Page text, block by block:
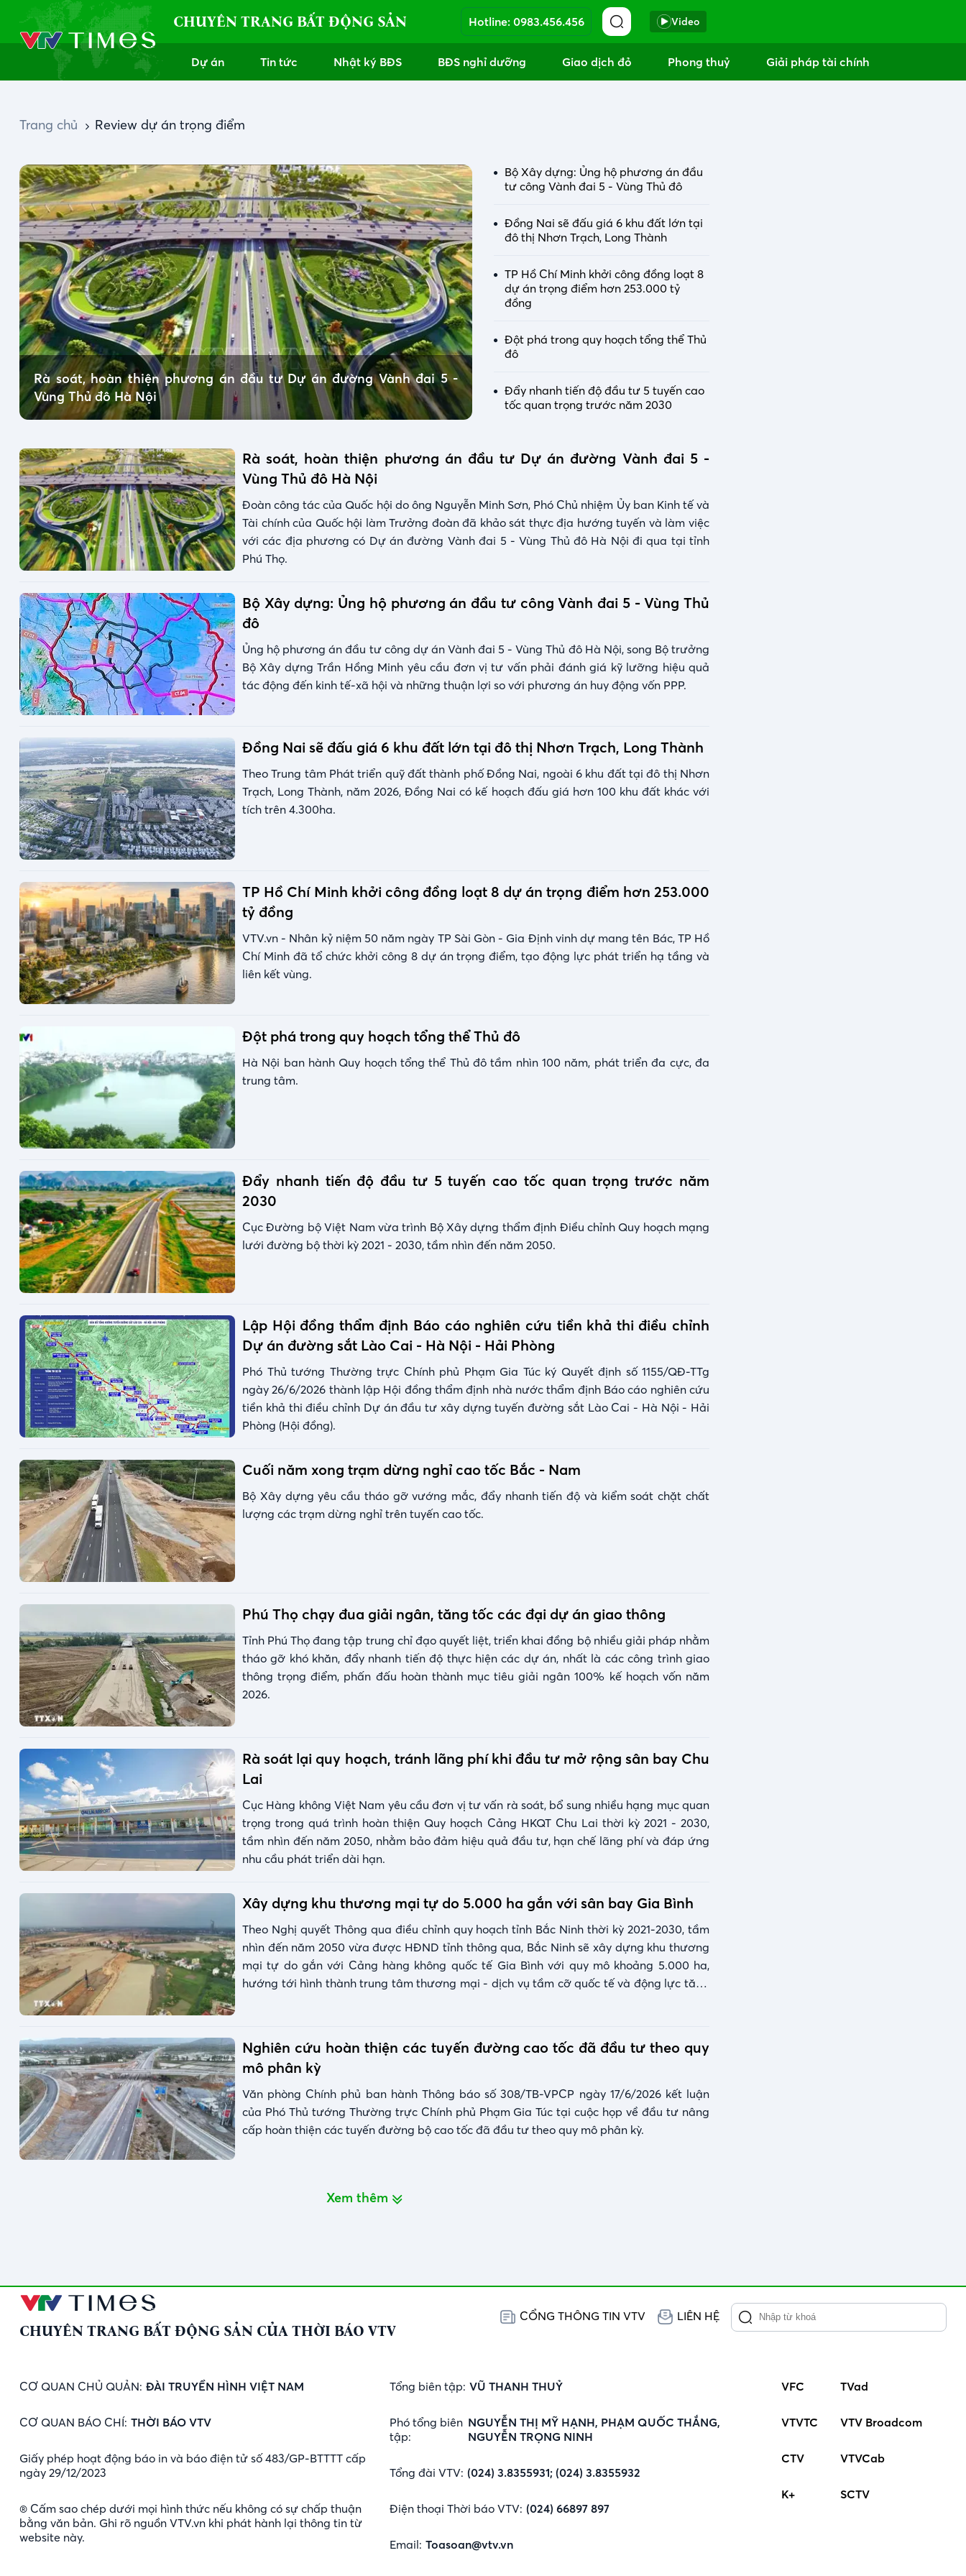
CHUYÊN TRANG BẤT ĐỘNG SẢN Hotline: 0983.456.456 Video
Dự án Tin tức Nhật ký BĐS BĐS nghỉ dưỡng Giao dịch đỏ Phong thuỷ Giải pháp tài chính
Trang chủ Review dự án trọng điểm
Rà soát, hoàn thiện phương án đầu tư Dự án đường Vành đai 5 -
Vùng Thủ đô Hà Nội
Bộ Xây dựng: Ủng hộ phương án đầu
tư công Vành đai 5 - Vùng Thủ đô
Đồng Nai sẽ đấu giá 6 khu đất lớn tại
đô thị Nhơn Trạch, Long Thành
TP Hồ Chí Minh khởi công đồng loạt 8
dự án trọng điểm hơn 253.000 tỷ
đồng
Đột phá trong quy hoạch tổng thể Thủ
đô
Đẩy nhanh tiến độ đầu tư 5 tuyến cao
tốc quan trọng trước năm 2030
Rà soát, hoàn thiện phương án đầu tư Dự án đường Vành đai 5 -
Vùng Thủ đô Hà Nội
Đoàn công tác của Quốc hội do ông Nguyễn Minh Sơn, Phó Chủ nhiệm Ủy ban Kinh tế và
Tài chính của Quốc hội làm Trưởng đoàn đã khảo sát thực địa hướng tuyến và làm việc
với các địa phương có Dự án đường Vành đai 5 - Vùng Thủ đô Hà Nội đi qua tại tỉnh
Phú Thọ.
Bộ Xây dựng: Ủng hộ phương án đầu tư công Vành đai 5 - Vùng Thủ
đô
Ủng hộ phương án đầu tư công dự án Vành đai 5 - Vùng Thủ đô Hà Nội, song Bộ trưởng
Bộ Xây dựng Trần Hồng Minh yêu cầu đơn vị tư vấn phải đánh giá kỹ lưỡng hiệu quả
tác động đến kinh tế-xã hội và những thuận lợi so với phương án huy động vốn PPP.
Đồng Nai sẽ đấu giá 6 khu đất lớn tại đô thị Nhơn Trạch, Long Thành
Theo Trung tâm Phát triển quỹ đất thành phố Đồng Nai, ngoài 6 khu đất tại đô thị Nhơn
Trạch, Long Thành, năm 2026, Đồng Nai có kế hoạch đấu giá hơn 100 khu đất khác với
tích trên 4.300ha.
TP Hồ Chí Minh khởi công đồng loạt 8 dự án trọng điểm hơn 253.000
tỷ đồng
VTV.vn - Nhân kỷ niệm 50 năm ngày TP Sài Gòn - Gia Định vinh dự mang tên Bác, TP Hồ
Chí Minh đã tổ chức khởi công 8 dự án trọng điểm, tạo động lực phát triển hạ tầng và
liên kết vùng.
Đột phá trong quy hoạch tổng thể Thủ đô
Hà Nội ban hành Quy hoạch tổng thể Thủ đô tầm nhìn 100 năm, phát triển đa cực, đa
trung tâm.
Đẩy nhanh tiến độ đầu tư 5 tuyến cao tốc quan trọng trước năm
2030
Cục Đường bộ Việt Nam vừa trình Bộ Xây dựng thẩm định Điều chỉnh Quy hoạch mạng
lưới đường bộ thời kỳ 2021 - 2030, tầm nhìn đến năm 2050.
Lập Hội đồng thẩm định Báo cáo nghiên cứu tiền khả thi điều chỉnh
Dự án đường sắt Lào Cai - Hà Nội - Hải Phòng
Phó Thủ tướng Thường trực Chính phủ Phạm Gia Túc ký Quyết định số 1155/QĐ-TTg
ngày 26/6/2026 thành lập Hội đồng thẩm định nhà nước thẩm định Báo cáo nghiên cứu
tiền khả thi điều chỉnh Dự án đầu tư xây dựng tuyến đường sắt Lào Cai - Hà Nội - Hải
Phòng (Hội đồng).
Cuối năm xong trạm dừng nghỉ cao tốc Bắc - Nam
Bộ Xây dựng yêu cầu tháo gỡ vướng mắc, đẩy nhanh tiến độ và kiểm soát chặt chất
lượng các trạm dừng nghỉ trên tuyến cao tốc.
Phú Thọ chạy đua giải ngân, tăng tốc các đại dự án giao thông
Tỉnh Phú Thọ đang tập trung chỉ đạo quyết liệt, triển khai đồng bộ nhiều giải pháp nhằm
tháo gỡ khó khăn, đẩy nhanh tiến độ thực hiện các dự án, nhất là các công trình giao
thông trọng điểm, phấn đấu hoàn thành mục tiêu giải ngân 100% kế hoạch vốn năm
2026.
Rà soát lại quy hoạch, tránh lãng phí khi đầu tư mở rộng sân bay Chu
Lai
Cục Hàng không Việt Nam yêu cầu đơn vị tư vấn rà soát, bổ sung nhiều hạng mục quan
trọng trong quá trình hoàn thiện Quy hoạch Cảng HKQT Chu Lai thời kỳ 2021 - 2030,
tầm nhìn đến năm 2050, nhằm bảo đảm hiệu quả đầu tư, hạn chế lãng phí và đáp ứng
nhu cầu phát triển dài hạn.
Xây dựng khu thương mại tự do 5.000 ha gắn với sân bay Gia Bình
Theo Nghị quyết Thông qua điều chỉnh quy hoạch tỉnh Bắc Ninh thời kỳ 2021-2030, tầm
nhìn đến năm 2050 vừa được HĐND tỉnh thông qua, Bắc Ninh sẽ xây dựng khu thương
mại tự do gắn với Cảng hàng không quốc tế Gia Bình với quy mô khoảng 5.000 ha,
hướng tới hình thành trung tâm thương mại - dịch vụ tầm cỡ quốc tế và động lực tăng
Nghiên cứu hoàn thiện các tuyến đường cao tốc đã đầu tư theo quy
mô phân kỳ
Văn phòng Chính phủ ban hành Thông báo số 308/TB-VPCP ngày 17/6/2026 kết luận
của Phó Thủ tướng Thường trực Chính phủ Phạm Gia Túc tại cuộc họp về đầu tư nâng
cấp hoàn thiện các tuyến đường bộ cao tốc đã đầu tư theo quy mô phân kỳ.
Xem thêm
CHUYÊN TRANG BẤT ĐỘNG SẢN CỦA THỜI BÁO VTV
CỔNG THÔNG TIN VTV LIÊN HỆ
CƠ QUAN CHỦ QUẢN: ĐÀI TRUYỀN HÌNH VIỆT NAM
CƠ QUAN BÁO CHÍ: THỜI BÁO VTV
Giấy phép hoạt động báo in và báo điện tử số 483/GP-BTTTT cấp
ngày 29/12/2023
® Cấm sao chép dưới mọi hình thức nếu không có sự chấp thuận
bằng văn bản. Ghi rõ nguồn VTV.vn khi phát hành lại thông tin từ
website này.
Tổng biên tập: VŨ THANH THUỶ
Phó tổng biên
tập:
NGUYỄN THỊ MỸ HẠNH, PHẠM QUỐC THẮNG,
NGUYỄN TRỌNG NINH
Tổng đài VTV: (024) 3.8355931; (024) 3.8355932
Điện thoại Thời báo VTV: (024) 66897 897
Email: Toasoan@vtv.vn
VFC
VTVTC
CTV
K+
TVad
VTV Broadcom
VTVCab
SCTV